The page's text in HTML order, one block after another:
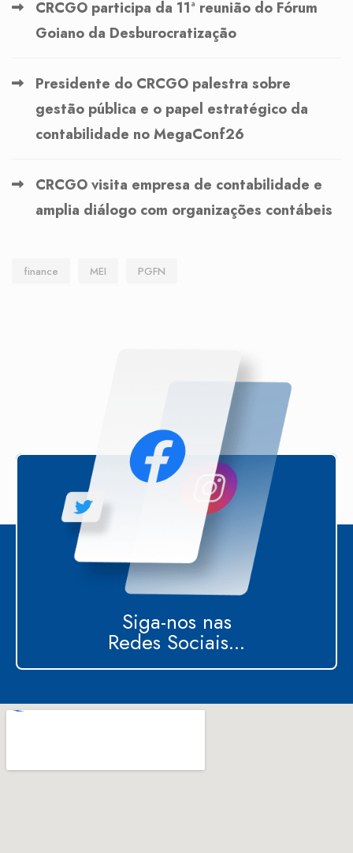
CRCGO participa da 11ª reunião do Fórum
Goiano da Desburocratização
Presidente do CRCGO palestra sobre
gestão pública e o papel estratégico da
contabilidade no MegaConf26
CRCGO visita empresa de contabilidade e
amplia diálogo com organizações contábeis
finance MEI PGFN
Siga-nos nas
Redes Sociais...